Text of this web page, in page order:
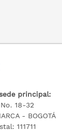
principal:
18-32
- BOGOTÁ
111711